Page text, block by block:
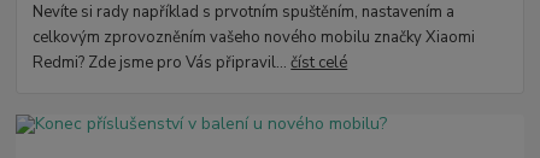
Nevíte si rady například s prvotním spuštěním, nastavením a
celkovým zprovozněním vašeho nového mobilu značky Xiaomi
Redmi? Zde jsme pro Vás připravil...číst celé